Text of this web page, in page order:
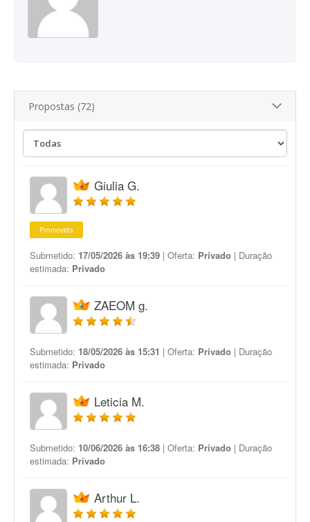
Propostas (72)
Giulia G.
Promovida
Submetido: 17/05/2026 às 19:39 | Oferta: Privado | Duração
estimada: Privado
ZAEOM g.
Submetido: 18/05/2026 às 15:31 | Oferta: Privado | Duração
estimada: Privado
Leticia M.
Submetido: 10/06/2026 às 16:38 | Oferta: Privado | Duração
estimada: Privado
Arthur L.